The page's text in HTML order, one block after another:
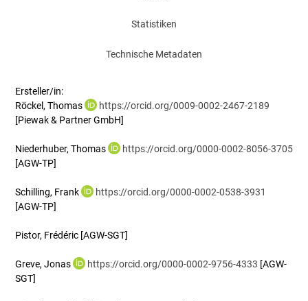
Statistiken
Technische Metadaten
Ersteller/in:
Röckel, Thomas
https://orcid.org/0009-0002-2467-2189
[Piewak & Partner GmbH]
Niederhuber, Thomas
https://orcid.org/0000-0002-8056-3705
[AGW-TP]
Schilling, Frank
https://orcid.org/0000-0002-0538-3931
[AGW-TP]
Pistor, Frédéric [AGW-SGT]
Greve, Jonas https://orcid.org/0000-0002-9756-4333 [AGW-
SGT]